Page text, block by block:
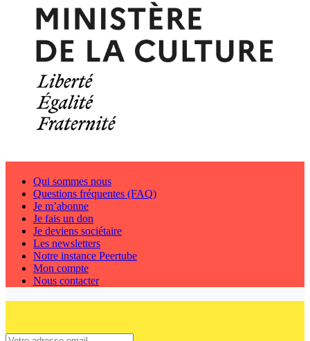
Qui sommes nous
Questions fréquentes (FAQ)
Je m’abonne
Je fais un don
Je deviens sociétaire
Les newsletters
Notre instance Peertube
Mon compte
Nous contacter